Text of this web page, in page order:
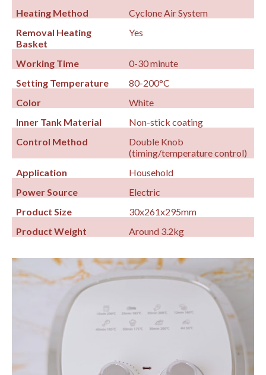
Heating Method
Cyclone Air System
Removal Heating
Basket
Yes
Working Time
0-30 minute
Setting Temperature
80-200°C
Color
White
Inner Tank Material
Non-stick coating
Control Method
Double Knob
(timing/temperature control)
Application
Household
Power Source
Electric
Product Size
30x261x295mm
Product Weight
Around 3.2kg